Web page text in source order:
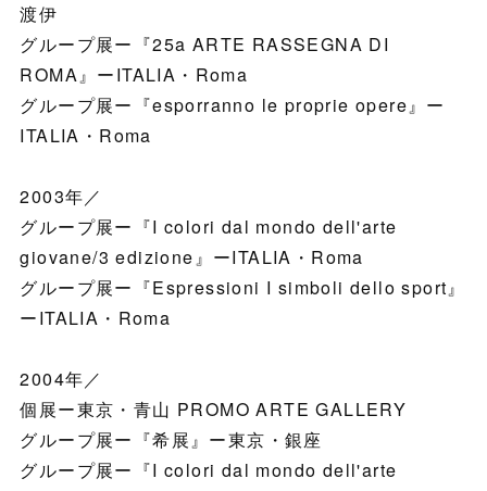
渡伊
グループ展ー『25a ARTE RASSEGNA DI
ROMA』ーITALIA・Roma
グループ展ー『esporranno le proprie opere』ー
ITALIA・Roma
2003年／
グループ展ー『I colori dal mondo dell'arte
giovane/3 edizione』ーITALIA・Roma
グループ展ー『Espressioni I simboli dello sport』
ーITALIA・Roma
2004年／
個展ー東京・青山 PROMO ARTE GALLERY
グループ展ー『希展』ー東京・銀座
グループ展ー『I colori dal mondo dell'arte